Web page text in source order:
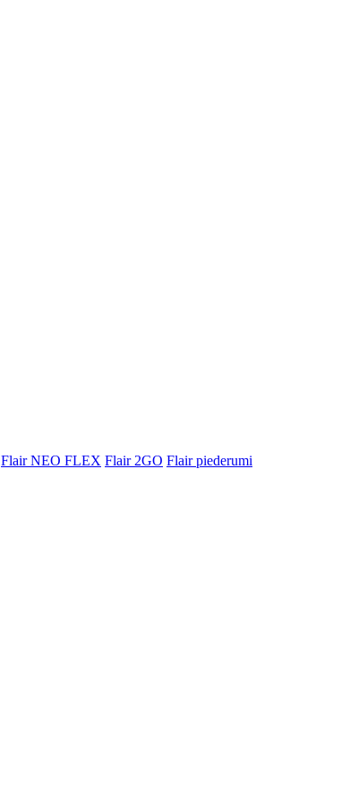
Flair NEO FLEX Flair 2GO Flair piederumi